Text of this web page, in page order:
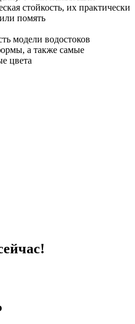
стойкость, их практически
помять
модели водостоков
а также самые
цвета